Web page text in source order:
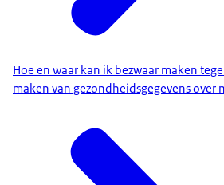
Hoe en waar kan ik bezwaar maken
maken van gezondheidsgegevens over